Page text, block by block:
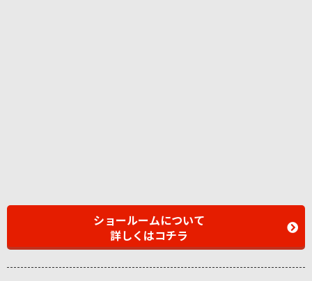
ショールームについて
詳しくはコチラ